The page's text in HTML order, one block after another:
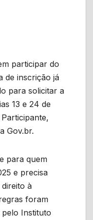
participar do
de inscrição já
para solicitar a
13 e 24 de
Gov.br.
para quem
e precisa
à
foram
pelo Instituto